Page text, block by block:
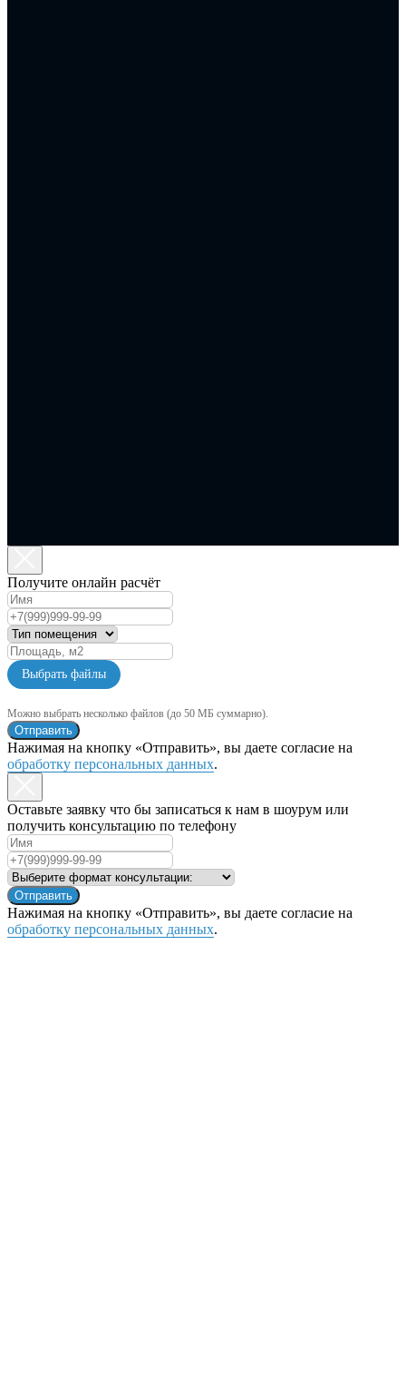
Получите онлайн расчёт
Выбрать файлы
Можно выбрать несколько файлов (до 50 МБ суммарно).
Отправить
Нажимая на кнопку «Отправить», вы даете согласие на
обработку персональных данных.
Оставьте заявку что бы записаться к нам в шоурум или
получить консультацию по телефону
Отправить
Нажимая на кнопку «Отправить», вы даете согласие на
обработку персональных данных.